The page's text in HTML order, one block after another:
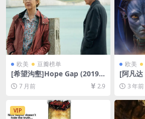
欧美 豆瓣榜单
[希望沟壑]Hope Gap (2019)
[百度网盘+夸克网盘1080P超
清未删减资源][网盘在线播放/
下载][MP4/6.6GB][中英字幕]
7 月前 2.9
欧美
[阿凡
Way
盘+迅
80P/
V/
字]
3 年前
VIP